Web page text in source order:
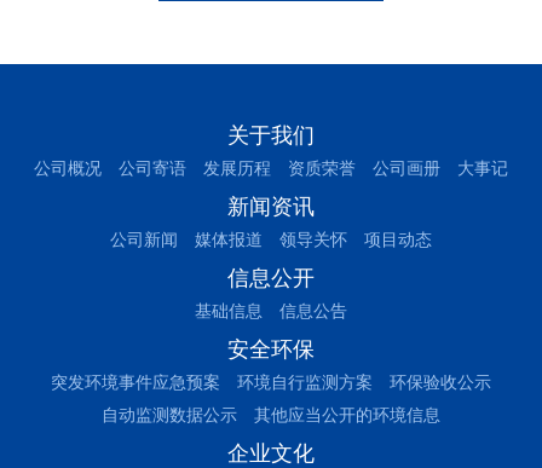
关于我们
公司概况 公司寄语 发展历程 资质荣誉 公司画册 大事记
新闻资讯
公司新闻 媒体报道 领导关怀 项目动态
信息公开
基础信息 信息公告
安全环保
突发环境事件应急预案 环境自行监测方案
环保验收公示
自动监测数据公示
其他应当公开的环境信息
企业文化